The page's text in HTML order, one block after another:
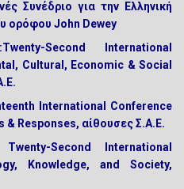
Συνέδριο για την Ελληνική
ορόφου John Dewey
Twenty-Second International
Cultural, Economic & Social
International Conference
& Responses, αίθουσες Σ.Α.Ε.
Twenty-Second International
Knowledge, and Society,